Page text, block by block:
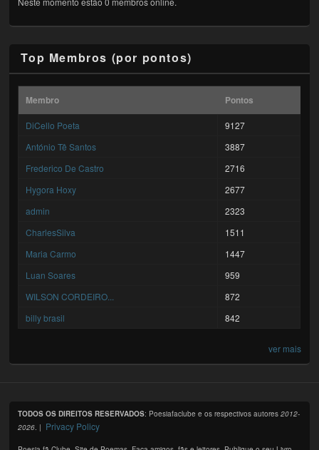
Top Membros (por pontos)
Membro Pontos
DiCello Poeta
9127
António Tê Santos
3887
Frederico De Castro
2716
Hygora Hoxy
2677
admin
2323
CharlesSilva
1511
Maria Carmo
1447
Luan Soares
959
WILSON CORDEIRO...
872
billy brasil
842
ver mais
TODOS OS DIREITOS RESERVADOS: Poesiafaclube e os respectivos autores2012-
2026 . | Privacy Policy